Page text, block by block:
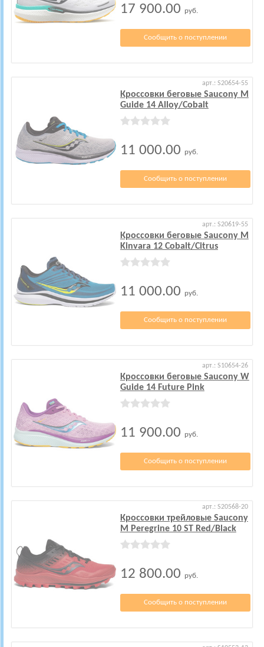
17 900.00 руб.
Сообщить о поступлении
арт.: S20654-55
Кроссовки беговые Saucony M
Guide 14 Alloy/Cobalt
11 000.00 руб.
Сообщить о поступлении
арт.: S20619-55
Кроссовки беговые Saucony M
Kinvara 12 Cobalt/Citrus
11 000.00 руб.
Сообщить о поступлении
арт.: S10654-26
Кроссовки беговые Saucony W
Guide 14 Future Pink
11 900.00 руб.
Сообщить о поступлении
арт.: S20568-20
Кроссовки трейловые Saucony
M Peregrine 10 ST Red/Black
12 800.00 руб.
Сообщить о поступлении